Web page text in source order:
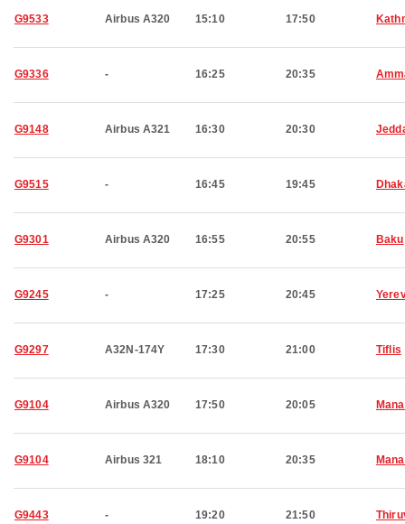
G9533 Airbus A320 15:10 17:50
G9336 - 16:25 20:35
G9148 Airbus A321 16:30 20:30
G9515 - 16:45 19:45
G9301 Airbus A320 16:55 20:55 Baku
G9245 - 17:25 20:45
G9297 A32N-174Y 17:30 21:00 Tiflis
G9104 Airbus A320 17:50 20:05
G9104 Airbus 321 18:10 20:35
G9443 - 19:20 21:50